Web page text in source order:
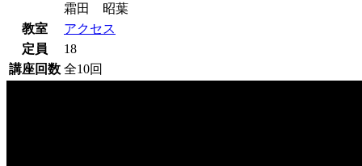
霜田 昭葉
教室
アクセス
定員
18
講座回数 全10回